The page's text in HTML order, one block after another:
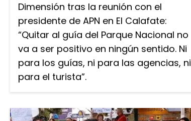
Dimensión tras la reunión con el
presidente de APN en El Calafate:
“Quitar al guía del Parque Nacional no
va a ser positivo en ningún sentido. Ni
para los guías, ni para las agencias, ni
para el turista”.